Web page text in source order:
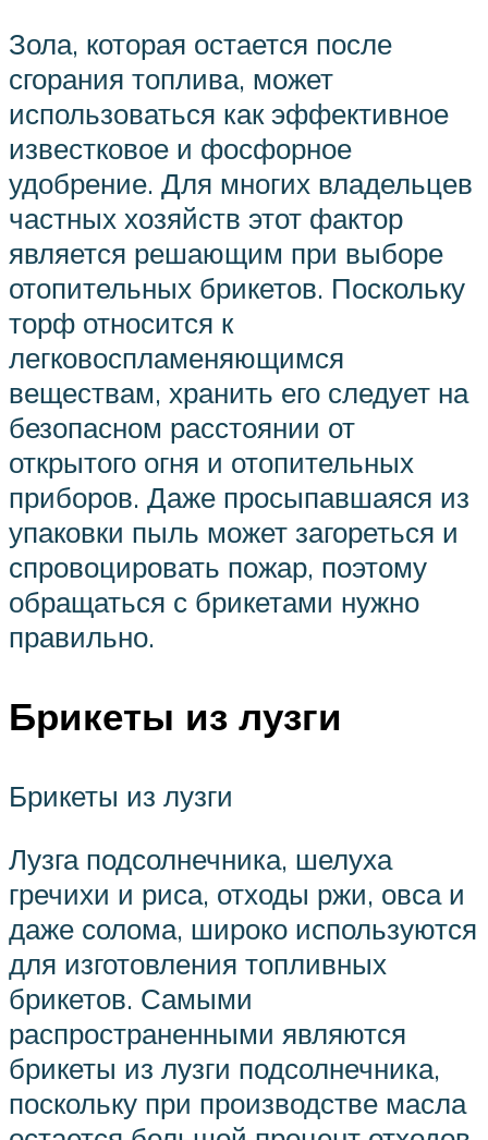
Зола, которая остается после
сгорания топлива, может
использоваться как эффективное
известковое и фосфорное
удобрение. Для многих владельцев
частных хозяйств этот фактор
является решающим при выборе
отопительных брикетов. Поскольку
торф относится к
легковоспламеняющимся
веществам, хранить его следует на
безопасном расстоянии от
открытого огня и отопительных
приборов. Даже просыпавшаяся из
упаковки пыль может загореться и
спровоцировать пожар, поэтому
обращаться с брикетами нужно
правильно.
Брикеты из лузги
Брикеты из лузги
Лузга подсолнечника, шелуха
гречихи и риса, отходы ржи, овса и
даже солома, широко используются
для изготовления топливных
брикетов. Самыми
распространенными являются
брикеты из лузги подсолнечника,
поскольку при производстве масла